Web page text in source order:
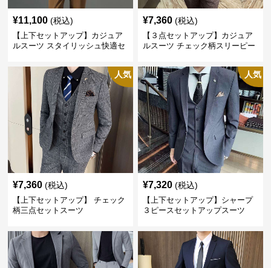
¥11,100 (税込)
【上下セットアップ】カジュア
ルスーツ スタイリッシュ快適セ
¥7,360 (税込)
【３点セットアップ】カジュア
ルスーツ チェック柄スリーピー
人気
¥7,360 (税込)
【上下セットアップ】 チェック
柄三点セットスーツ
人気
¥7,320 (税込)
【上下セットアップ】シャープ
３ピースセットアップスーツ